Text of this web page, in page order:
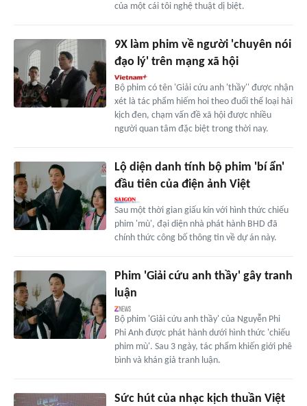
của một cái tôi nghệ thuật dị biệt.
9X làm phim về người 'chuyên nói
đạo lý' trên mạng xã hội
Bộ phim có tên 'Giải cứu anh 'thầy'' được nhận
xét là tác phẩm hiếm hoi theo đuổi thể loại hài
kịch đen, chạm vấn đề xã hội được nhiều
người quan tâm đặc biệt trong thời nay.
Lộ diện danh tính bộ phim 'bí ẩn'
đầu tiên của điện ảnh Việt
Sau một thời gian giấu kín với hình thức chiếu
phim 'mù', đại diện nhà phát hành BHD đã
chính thức công bố thông tin về dự án này.
Phim 'Giải cứu anh thầy' gây tranh
luận
Bộ phim 'Giải cứu anh thầy' của Nguyễn Phi
Phi Anh được phát hành dưới hình thức 'chiếu
phim mù'. Sau 3 ngày, tác phẩm khiến giới phê
bình và khán giả tranh luận.
Sức hút của nhạc kịch thuần Việt